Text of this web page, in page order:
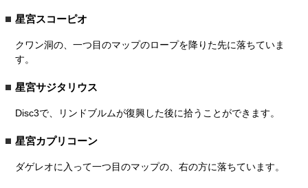
星宮スコーピオ
クワン洞の、一つ目のマップのロープを降りた先に落ちていま
す。
星宮サジタリウス
Disc3で、リンドブルムが復興した後に拾うことができます。
星宮カプリコーン
ダゲレオに入って一つ目のマップの、右の方に落ちています。